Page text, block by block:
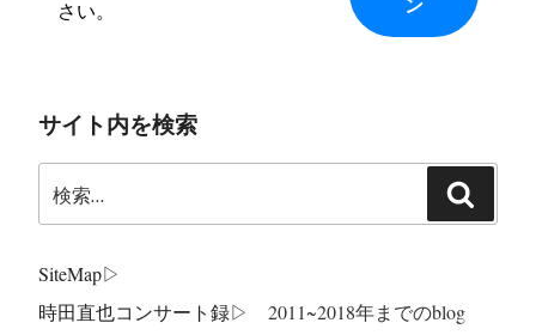
さい。
サイト内を検索
索:
索
SiteMap▷
時田直也コンサート録▷ 2011~2018年までのblog